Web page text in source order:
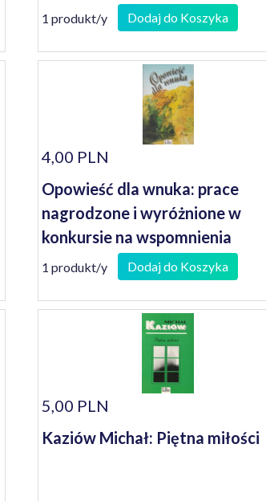
1 produkt/y Dodaj do Koszyka
4,00 PLN
Opowieść dla wnuka: prace
nagrodzone i wyróżnione w
konkursie na wspomnienia
seniorów
1 produkt/y Dodaj do Koszyka
5,00 PLN
Kaziów Michał: Piętna miłości